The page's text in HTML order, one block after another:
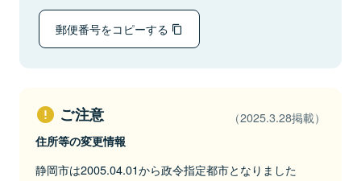
郵便番号をコピーする
ご注意 （2025.3.28掲載）
住所等の変更情報
静岡市は2005.04.01から政令指定都市となりました